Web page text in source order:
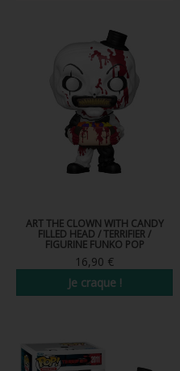
FIGURINES POP JEUX VIDÉO
FIGURINE POP AD ICONS
FIGURINE POP ROYALS FAMILY
FIGURINE POP RETRO TOYS
FIGURINES POP AUTRES COMICS
PORTE-CLÉS POCKET POP
FUNKO VINYL SODA
ART THE CLOWN WITH CANDY
FILLED HEAD / TERRIFIER /
FIGURINE FUNKO POP
16,90 €
Je craque !